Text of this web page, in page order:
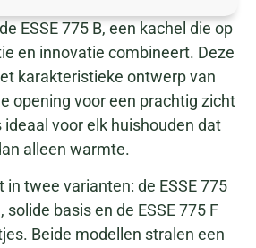
ESSE 775 B, een kachel die op
en innovatie combineert. Deze
karakteristieke ontwerp van
opening voor een prachtig zicht
voor elk huishouden dat
alleen warmte.
in twee varianten: de ESSE 775
basis en de ESSE 775 F
Beide modellen stralen een